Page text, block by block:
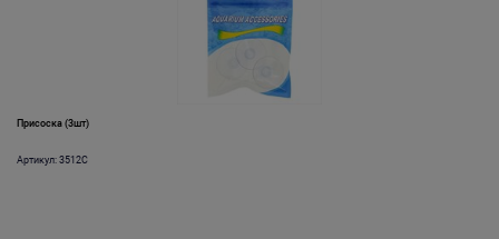
Присоска (3шт)
Артикул: 3512C